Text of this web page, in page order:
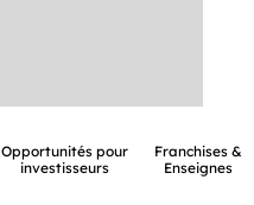
Opportunités pour
investisseurs
Franchises &
Enseignes